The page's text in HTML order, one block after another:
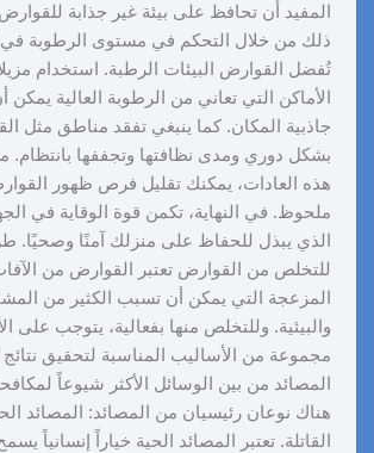
المفيد أن تحافظ على بيئة غير جذابة
ذلك من خلال التحكم في مستوى الرطوبة
تُفضل القوارض البيئات الرطبة. استخدام
الأماكن التي تعاني من الرطوبة العالية
جاذبية المكان. كما ينبغي تفقد مناطق مثل
بشكل دوري ومدى نظافتها وتجففها بانتظام.
هذه العادات، يمكنك تقليل فرص ظهور
ملحوظ. في النهاية، تكمن قوة الوقاية في
الذي يبذل للحفاظ على منزلك آمنًا وصحيًا.
للتخلص من القوارض تعتبر القوارض من
المزعجة التي يمكن أن تسبب الكثير من
والبيئية. وللتخلص منها بفعالية، يتوجب على
مجموعة من الأساليب المناسبة لتحقيق نتائج
المصائد من بين الوسائل الأكثر شيوعاً
هناك نوعان رئيسيان من المصائد: المصائد
القاتلة. تعتبر المصائد الحية خياراً إنسانياً